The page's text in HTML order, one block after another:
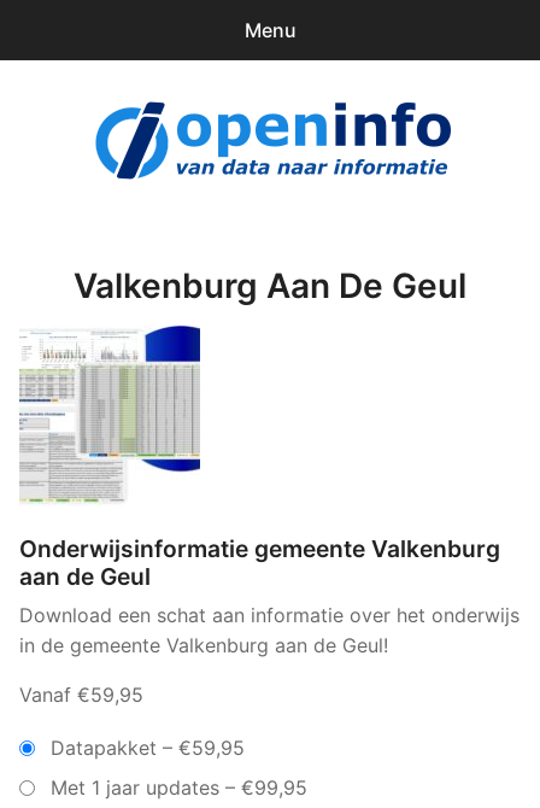
Menu
Downloads
Valkenburg Aan De Geul
Onderwijsinformatie gemeente Valkenburg
aan de Geul
Download een schat aan informatie over het onderwijs
in de gemeente Valkenburg aan de Geul!
Vanaf €59,95
Datapakket – €59,95
Met 1 jaar updates – €99,95